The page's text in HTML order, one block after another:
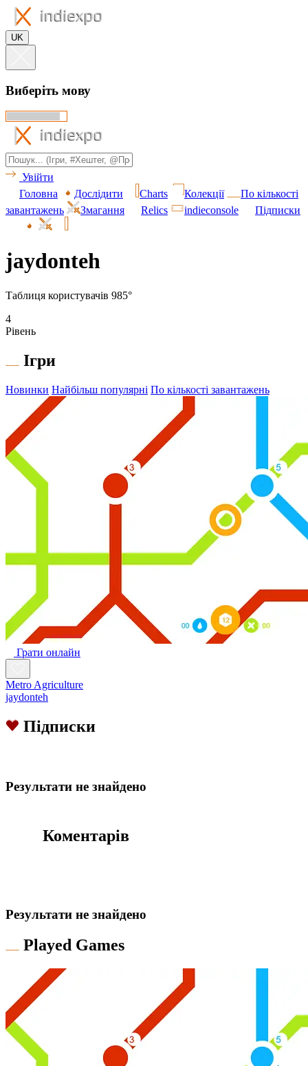
UK
Виберіть мову
Увійти
Головна
Дослідити Charts Колекції
По кількості
завантажень
Змагання Relics indieconsole Підписки
jaydonteh
Таблиця користувачів 985°
4
Рівень
Ігри
Новинки Найбільш популярні По кількості завантажень
Грати онлайн
Metro Agriculture
jaydonteh
Підписки
Результати не знайдено
Коментарів
Результати не знайдено
Played Games